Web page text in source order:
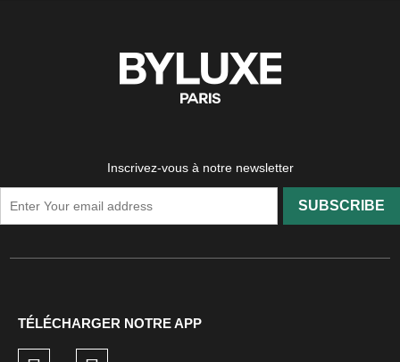
Inscrivez-vous à notre newsletter
SUBSCRIBE
TÉLÉCHARGER NOTRE APP